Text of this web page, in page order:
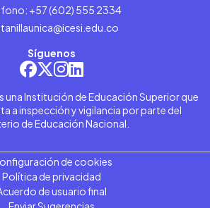
+57 (602) 555 2334
Síguenos
una Institución de Educación Superior que
a inspección y vigilancia por parte del
de Educación Nacional.
de cookies
Política de privacidad
de usuario final